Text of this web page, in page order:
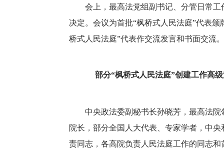
会上，最高法党组副书记、分管日常工
决定。会议为首批“枫桥式人民法庭”代表
桥式人民法庭”代表作交流发言和书面交流。
部分“枫桥式人民法庭”创建工作高
中央政法委副秘书长孙晓芳，最高法院
院长，部分全国人大代表、专家学者，中
责同志，各高院负责人民法庭工作的同志